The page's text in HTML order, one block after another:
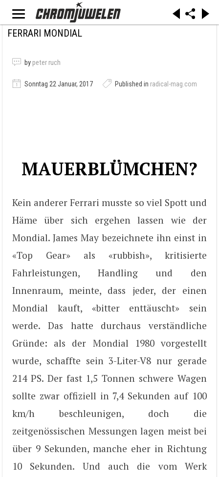
FERRARI MONDIAL
by peter ruch
Sonntag 22 Januar, 2017 Published in radical-mag.com
MAUERBLÜMCHEN?
Kein anderer Ferrari musste so viel Spott und
Häme über sich ergehen lassen wie der
Mondial. James May bezeichnete ihn einst in
«Top Gear» als «rubbish», kritisierte
Fahrleistungen, Handling und den
Innenraum, meinte, dass jeder, der einen
Mondial kauft, «bitter enttäuscht» sein
werde. Das hatte durchaus verständliche
Gründe: als der Mondial 1980 vorgestellt
wurde, schaffte sein 3-Liter-V8 nur gerade
214 PS. Der fast 1,5 Tonnen schwere Wagen
sollte zwar offiziell in 7,4 Sekunden auf 100
km/h beschleunigen, doch die
zeitgenössischen Messungen lagen meist bei
über 9 Sekunden, manche eher in Richtung
10 Sekunden. Und auch die vom Werk